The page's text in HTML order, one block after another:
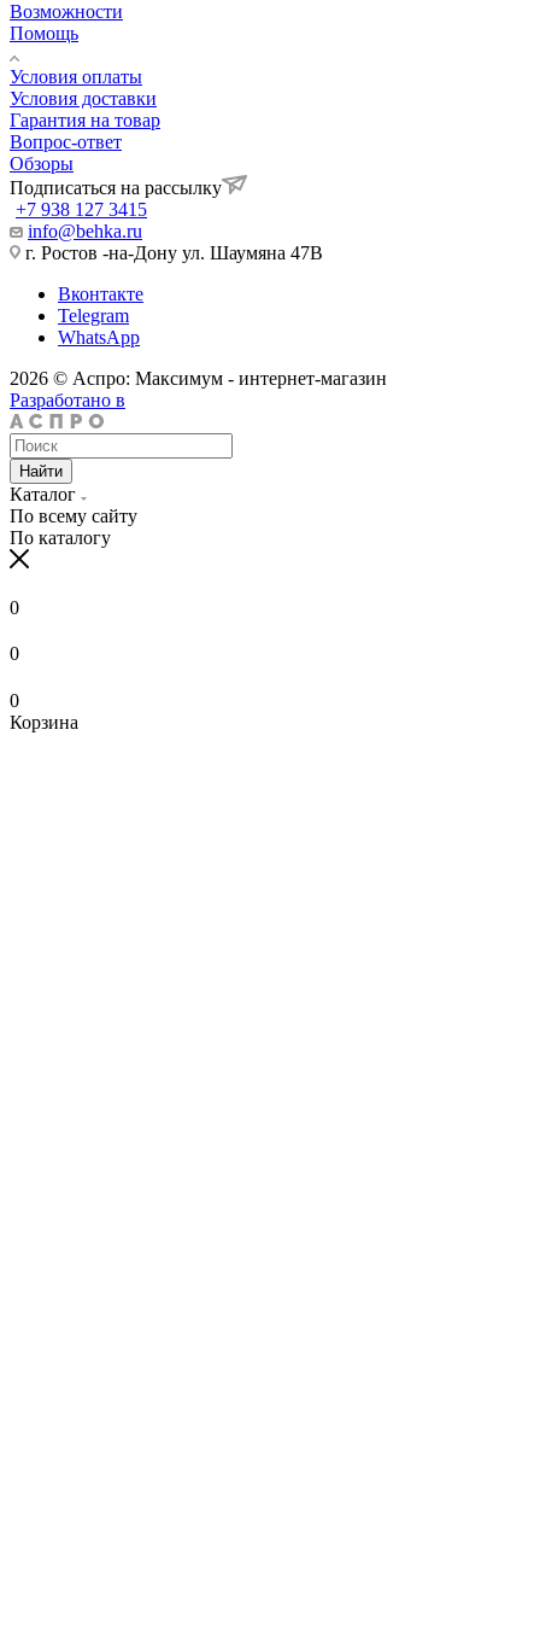
Возможности
Помощь
Условия оплаты
Условия доставки
Гарантия на товар
Вопрос-ответ
Обзоры
Подписаться на рассылку
+7 938 127 3415
info@behka.ru
г. Ростов -на-Дону ул. Шаумяна 47В
Вконтакте
Telegram
WhatsApp
2026 © Аспро: Максимум - интернет-магазин
Разработано в
Найти
Каталог
По всему сайту
По каталогу
0
0
0
Корзина